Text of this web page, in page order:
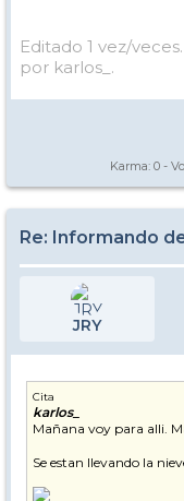
Editado 1 vez/
por karlos_.
Karma: 0 -
Re: Informando
JRY
Cita
karlos_
Mañana voy para alli.
Se estan llevando la